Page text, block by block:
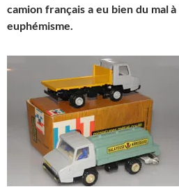
camion français a eu bien du mal
euphémisme.